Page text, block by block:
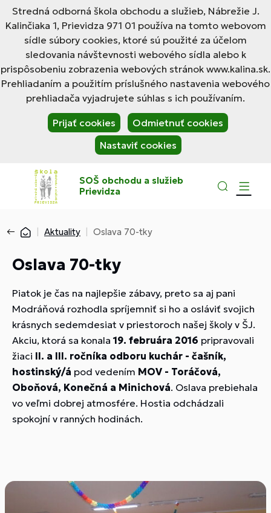
Stredná odborná škola obchodu a služieb, Nábrežie J.
Kalinčiaka 1, Prievidza 971 01 používa na tomto webovom
sídle súbory cookies, ktoré sú použité za účelom
sledovania návštevnosti webového sídla alebo k
prispôsobeniu zobrazenia webových stránok www.kalina.sk.
Prehliadaním a použitím príslušného nastavenia webového
prehliadača vyjadrujete súhlas s ich používaním.
Prijať cookies
Odmietnuť cookies
Nastaviť cookies
SOŠ obchodu a služieb
Prievidza
Aktuality Oslava 70-tky
Oslava 70-tky
Piatok je čas na najlepšie zábavy, preto sa aj pani
Modráňová rozhodla spríjemniť si ho a osláviť svojich
krásnych sedemdesiat v priestoroch našej školy v ŠJ.
Akciu, ktorá sa konala 19. februára 2016 pripravovali
žiaci II. a III. ročníka odboru kuchár - čašník,
hostinský/á pod vedením MOV - Toráčová,
Oboňová, Konečná a Minichová. Oslava prebiehala
vo veľmi dobrej atmosfére. Hostia odchádzali
spokojní v ranných hodinách.